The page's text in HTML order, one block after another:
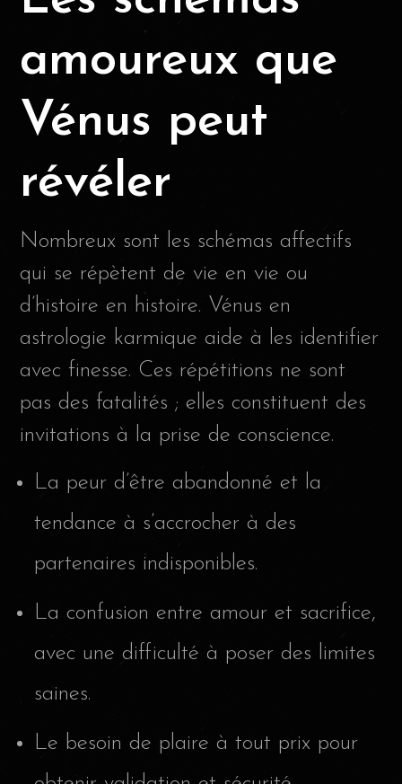
amoureux que
Vénus peut
révéler
Nombreux sont les schémas affectifs
qui se répètent de vie en vie ou
d’histoire en histoire. Vénus en
astrologie karmique aide à les identifier
avec finesse. Ces répétitions ne sont
pas des fatalités ; elles constituent des
invitations à la prise de conscience.
La peur d’être abandonné et la
tendance à s’accrocher à des
partenaires indisponibles.
La confusion entre amour et sacrifice,
avec une difficulté à poser des limites
saines.
Le besoin de plaire à tout prix pour